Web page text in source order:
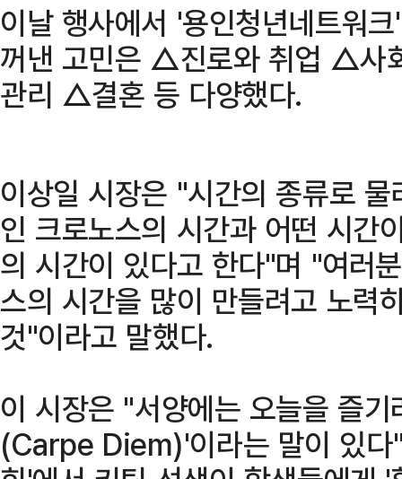
이날 행사에서 '용인청년네트워
꺼낸 고민은 △진로와 취업 △사
관리 △결혼 등 다양했다.
이상일 시장은 "시간의 종류로
인 크로노스의 시간과 어떤 시간
의 시간이 있다고 한다"며 "여러
스의 시간을 많이 만들려고 노력
것"이라고 말했다.
이 시장은 "서양에는 오늘을 즐
(Carpe Diem)'이라는 말이 있다